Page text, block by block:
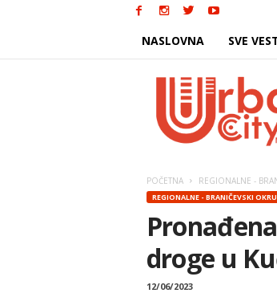
NASLOVNA SVE
POČETNA REGIONALNE -
REGIONALNE - BRANIČEVSKI
droge u
12/06/2023